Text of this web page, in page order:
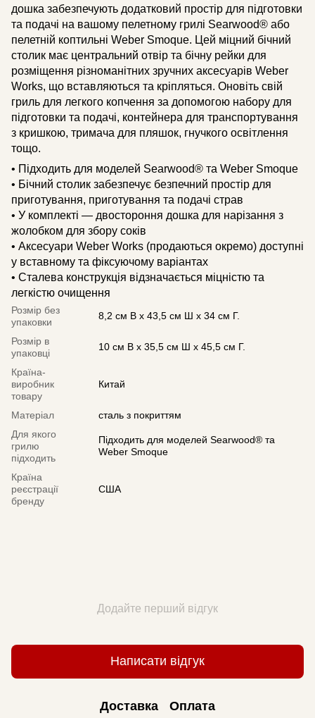
дошка забезпечують додатковий простір для підготовки
та подачі на вашому пелетному грилі Searwood® або
пелетній коптильні Weber Smoque. Цей міцний бічний
столик має центральний отвір та бічну рейки для
розміщення різноманітних зручних аксесуарів Weber
Works, що вставляються та кріпляться. Оновіть свій
гриль для легкого копчення за допомогою набору для
підготовки та подачі, контейнера для транспортування
з кришкою, тримача для пляшок, гнучкого освітлення
тощо.
• Підходить для моделей Searwood® та Weber Smoque
• Бічний столик забезпечує безпечний простір для
приготування, приготування та подачі страв
• У комплекті — двостороння дошка для нарізання з
жолобком для збору соків
• Аксесуари Weber Works (продаються окремо) доступні
у вставному та фіксуючому варіантах
• Сталева конструкція відзначається міцністю та
легкістю очищення
Розмір без
упаковки
8,2 см В x 43,5 см Ш x 34 см Г.
Розмір в
упаковці
10 см В x 35,5 см Ш x 45,5 см Г.
Країна-
виробник
товару
Китай
Матеріал
сталь з покриттям
Для якого
грилю
підходить
Підходить для моделей Searwood® та
Weber Smoque
Країна
реєстрації
бренду
США
Додайте перший відгук
Написати відгук
Доставка Оплата